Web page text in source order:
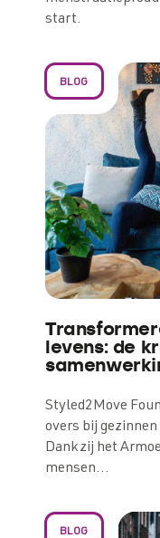
start.
levens: de
BLOG
Styled2Move
overs bij gezinnen
Dankzij het
mensen…
BLOG